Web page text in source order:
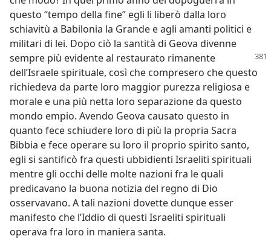
questo “tempo della fine” egli li liberò dalla loro
schiavitù a Babilonia la Grande e agli amanti politici e
militari di lei. Dopo ciò la santità di Geova divenne
sempre più evidente al restaurato rimanente
dell’Israele spirituale, così che compresero che questo
richiedeva da parte loro maggior purezza religiosa e
morale e una più netta loro separazione da questo
mondo empio. Avendo Geova causato questo in
quanto fece schiudere loro di più la propria Sacra
Bibbia e fece operare su loro il proprio spirito santo,
egli si santificò fra questi ubbidienti Israeliti spirituali
mentre gli occhi delle molte nazioni fra le quali
predicavano la buona notizia del regno di Dio
osservavano. A tali nazioni dovette dunque esser
manifesto che l’Iddio di questi Israeliti spirituali
operava fra loro in maniera santa.